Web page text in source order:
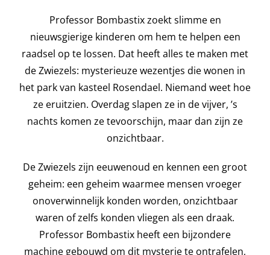
Professor Bombastix zoekt slimme en
nieuwsgierige kinderen om hem te helpen een
raadsel op te lossen. Dat heeft alles te maken met
de Zwiezels: mysterieuze wezentjes die wonen in
het park van kasteel Rosendael. Niemand weet hoe
ze eruitzien. Overdag slapen ze in de vijver, ’s
nachts komen ze tevoorschijn, maar dan zijn ze
onzichtbaar.
De Zwiezels zijn eeuwenoud en kennen een groot
geheim: een geheim waarmee mensen vroeger
onoverwinnelijk konden worden, onzichtbaar
waren of zelfs konden vliegen als een draak.
Professor Bombastix heeft een bijzondere
machine gebouwd om dit mysterie te ontrafelen,